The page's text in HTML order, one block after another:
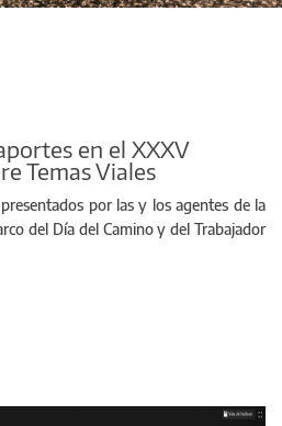
en el XXXV
Temas Viales
por las y los agentes de la
del Día del Camino y del Trabajador